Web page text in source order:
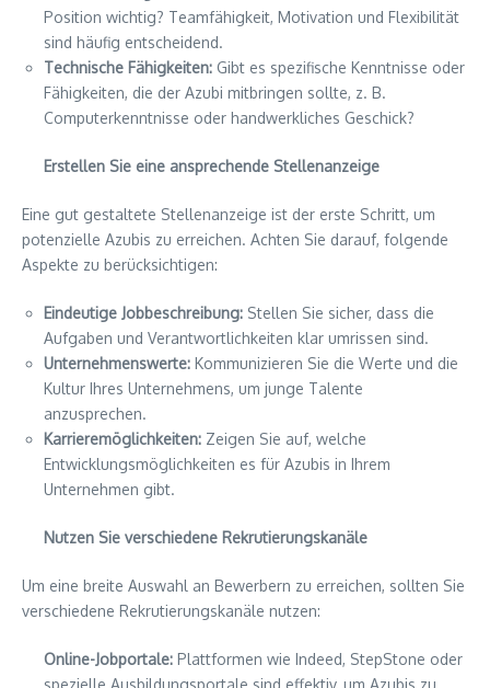
Position wichtig? Teamfähigkeit, Motivation und Flexibilität
sind häufig entscheidend.
Technische Fähigkeiten: Gibt es spezifische Kenntnisse oder
Fähigkeiten, die der Azubi mitbringen sollte, z. B.
Computerkenntnisse oder handwerkliches Geschick?
Erstellen Sie eine ansprechende Stellenanzeige
Eine gut gestaltete Stellenanzeige ist der erste Schritt, um
potenzielle Azubis zu erreichen. Achten Sie darauf, folgende
Aspekte zu berücksichtigen:
Eindeutige Jobbeschreibung: Stellen Sie sicher, dass die
Aufgaben und Verantwortlichkeiten klar umrissen sind.
Unternehmenswerte: Kommunizieren Sie die Werte und die
Kultur Ihres Unternehmens, um junge Talente
anzusprechen.
Karrieremöglichkeiten: Zeigen Sie auf, welche
Entwicklungsmöglichkeiten es für Azubis in Ihrem
Unternehmen gibt.
Nutzen Sie verschiedene Rekrutierungskanäle
Um eine breite Auswahl an Bewerbern zu erreichen, sollten Sie
verschiedene Rekrutierungskanäle nutzen:
Online-Jobportale: Plattformen wie Indeed, StepStone oder